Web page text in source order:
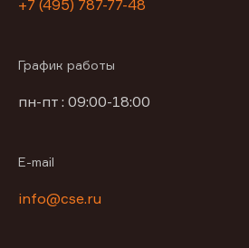
+7 (495) 787-77-48
График работы
пн-пт : 09:00-18:00
E-mail
info@cse.ru